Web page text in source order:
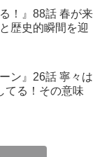
！』88話 春が来
歴史的瞬間を迎
ン』26話 寧々は
てる！その意味